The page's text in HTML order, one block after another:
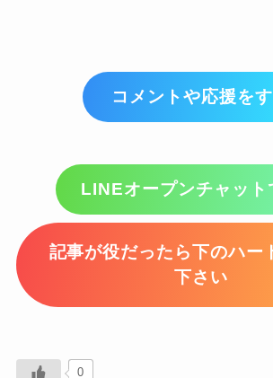
コメントや応援を
LINEオープンチャット
記事が役だったら下のハー
下さい
0